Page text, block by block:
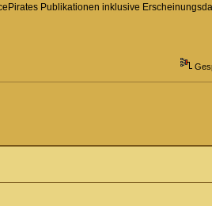
Publikationen inklusive